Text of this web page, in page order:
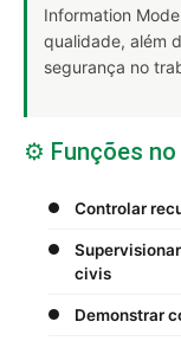
Information
qualidade, além
segurança no
⚙️ Funções
Controlar
civis
Demonstrar